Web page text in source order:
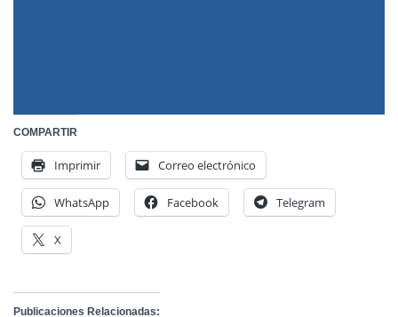
COMPARTIR
Imprimir Correo electrónico
WhatsApp Facebook Telegram
X
Publicaciones Relacionadas: